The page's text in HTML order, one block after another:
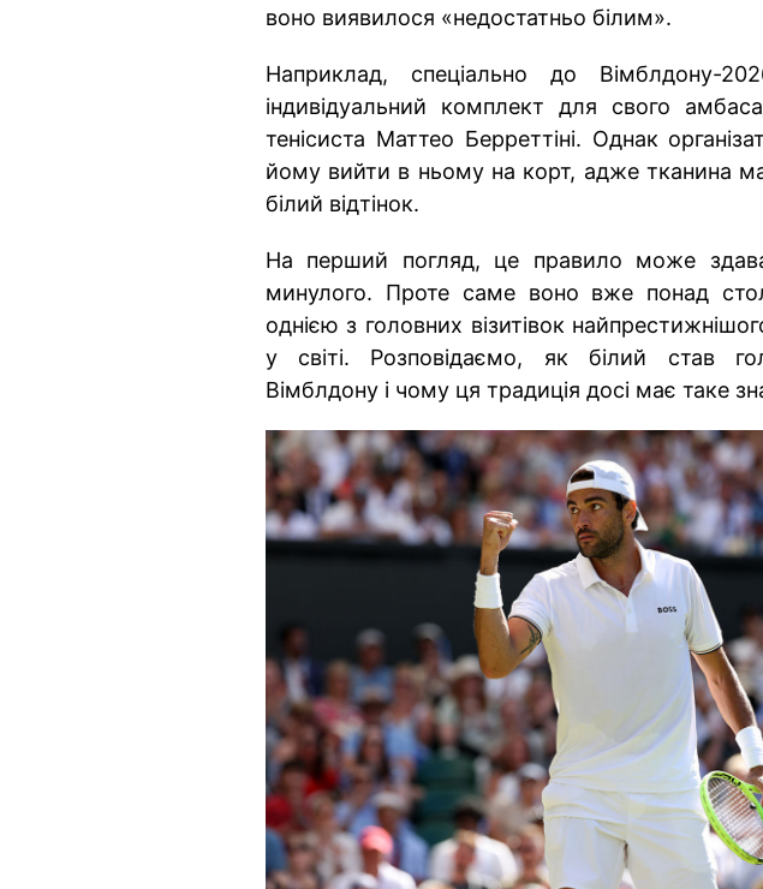
воно виявилося «недостатньо білим».
Наприклад, спеціально до Вімблдону-
індивідуальний комплект для свого
тенісиста Маттео Берреттіні. Однак
йому вийти в ньому на корт, адже тканина
білий відтінок.
На перший погляд, це правило може
минулого. Проте саме воно вже понад
однією з головних візитівок
у світі. Розповідаємо, як білий став
Вімблдону і чому ця традиція досі має таке